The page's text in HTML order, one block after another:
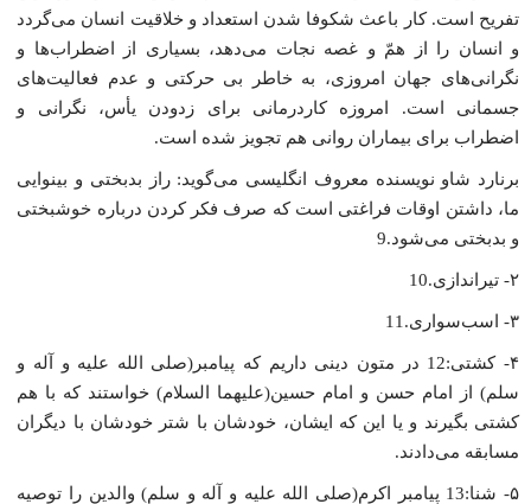
تفریح است. کار باعث شکوفا شدن استعداد و خلاقیت انسان مى‌گردد
و انسان را از همّ و غصه نجات مى‌دهد، بسیارى از اضطراب‌ها و
نگرانى‌هاى جهان امروزى، به خاطر بى حرکتى و عدم فعالیت‌هاى
جسمانى است. امروزه کاردرمانى براى زدودن یأس، نگرانى و
اضطراب براى بیماران روانى هم تجویز شده است.
برنارد شاو نویسنده معروف انگلیسى مى‌گوید: راز بدبختى و بینوایى
ما، داشتن اوقات فراغتى است که صرف فکر کردن درباره خوشبختى
و بدبختى مى‌شود.9
۲- تیراندازى.10
۳- اسب‌سوارى.11
۴- کشتى:12 در متون دینى داریم که پیامبر(صلى الله علیه و آله و
سلم) از امام حسن و امام حسین(علیهما السلام) خواستند که با هم
کشتى بگیرند و یا این که ایشان، خودشان با شتر خودشان با دیگران
مسابقه مى‌دادند.
۵- شنا:13 پیامبر اکرم(صلى الله علیه و آله و سلم) والدین را توصیه